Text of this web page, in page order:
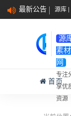
最新公告 源库 |
源
素材
网
专注
享优
资源
首页